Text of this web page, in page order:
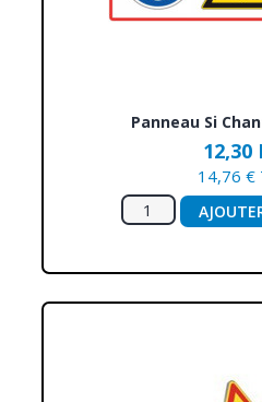
Panneau Si
12,30
14,76 €